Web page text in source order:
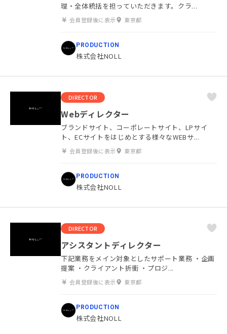
理・全体統括を担っていただきます。クラ...
会員登録後に表示 東京都
PRODUCTION
株式会社NOLL
DIRECTOR
Webディレクター
ブランドサイト、コーポレートサイト、LPサイ
ト、ECサイトをはじめとする様々なWEBサ...
会員登録後に表示 東京都
PRODUCTION
株式会社NOLL
DIRECTOR
アシスタントディレクター
下記業務をメイン対象としたサポート業務 ・企画
提案 ・クライアント折衝 ・プロジ...
会員登録後に表示 東京都
PRODUCTION
株式会社NOLL